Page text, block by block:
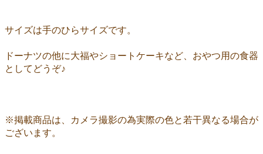
サイズは手のひらサイズです。
ドーナツの他に大福やショートケーキなど、おやつ用の食器
としてどうぞ♪
※掲載商品は、カメラ撮影の為実際の色と若干異なる場合が
ございます。